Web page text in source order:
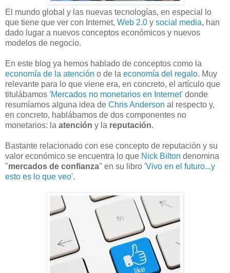
El mundo global y las nuevas tecnologías, en especial lo
que tiene que ver con Internet, Web 2.0 y social media, han
dado lugar a nuevos conceptos económicos y nuevos
modelos de negocio.
En este blog ya hemos hablado de conceptos como la
economía de la atención o de la economía del regalo. Muy
relevante para lo que viene era, en concreto, el artículo que
titulábamos 'Mercados no monetarios en Internet' donde
resumíamos alguna idea de Chris Anderson al respecto y,
en concreto, hablábamos de dos componentes no
monetarios: la atención y la reputación.
Bastante relacionado con ese concepto de reputación y su
valor económico se encuentra lo que Nick Bilton denomina
"mercados de confianza" en su libro 'Vivo en el futuro...y
esto es lo que veo'.